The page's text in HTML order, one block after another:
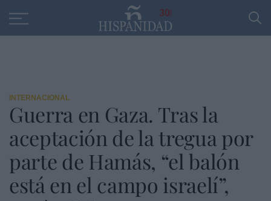
30
INTERNACIONAL
Guerra en Gaza. Tras la
aceptación de la tregua por
parte de Hamás, “el balón
está en el campo israelí”,